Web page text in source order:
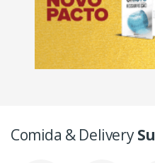
Comida & Delivery